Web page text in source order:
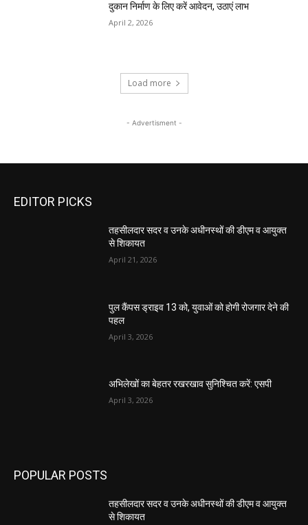
दुकान निर्माण के लिए करें आवेदन, उठाएं लाभ
April 2, 2026
Load more
- Advertisment -
EDITOR PICKS
तहसीलदार सदर व उनके अधीनस्थों की डीएम व आयुक्त
से शिकायत
April 21, 2026
पुल कैंपस ड्राइव 13 को, युवाओं को होगी रोजगार देने की
पहल
April 3, 2026
अभिलेखों का बेहतर रखरखाव सुनिश्चित करें: एसपी
April 3, 2026
POPULAR POSTS
तहसीलदार सदर व उनके अधीनस्थों की डीएम व आयुक्त
से शिकायत